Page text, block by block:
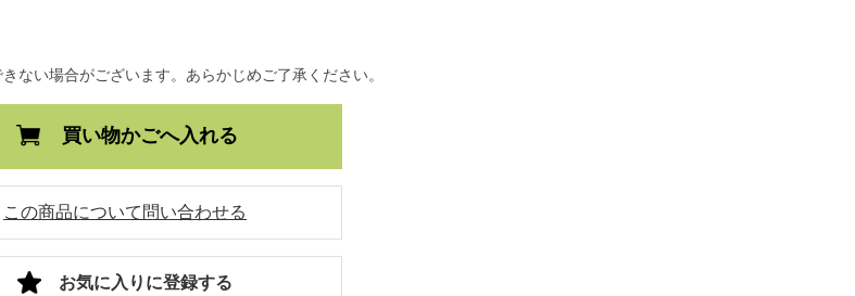
ない場合がございます。あらかじめご了承ください。
買い物かごへ入れる
この商品について問い合わせる
お気に入りに登録する